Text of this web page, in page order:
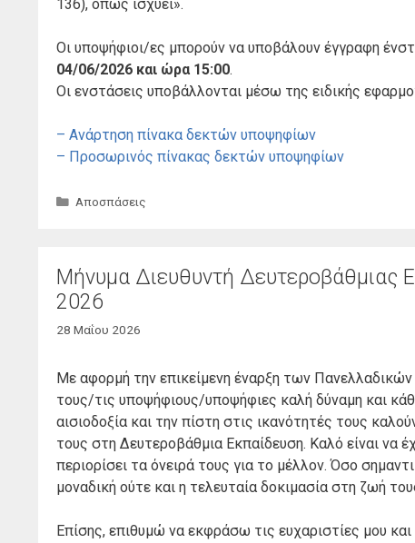
136), όπως ισχύει».
Οι υποψήφιοι/ες μπορούν να υποβάλουν έγγραφη
04/06/2026 και ώρα 15:00.
Οι ενστάσεις υποβάλλονται μέσω της ειδικής
– Ανάρτηση πίνακα δεκτών υποψηφίων
– Προσωρινός πίνακας δεκτών υποψηφίων
Κατηγορίες
Αποσπάσεις
Μήνυμα Διευθυντή Δευτεροβάθμιας
2026
28 Μαΐου 2026
Με αφορμή την επικείμενη έναρξη των
τους/τις υποψήφιους/υποψήφιες καλή δύναμη και
αισιοδοξία και την πίστη στις ικανότητές τους
τους στη Δευτεροβάθμια Εκπαίδευση. Καλό είναι να
περιορίσει τα όνειρά τους για το μέλλον. Όσο
μοναδική ούτε και η τελευταία δοκιμασία στη ζωή
Επίσης, επιθυμώ να εκφράσω τις ευχαριστίες μου